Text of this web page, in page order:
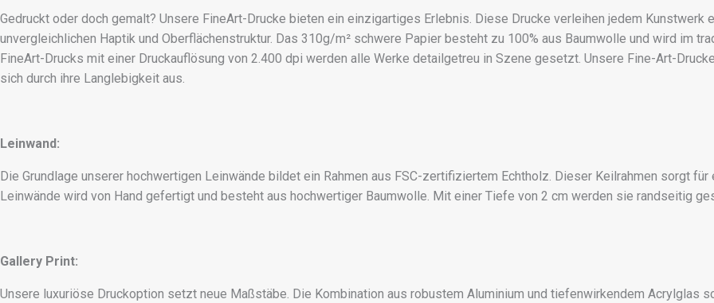
Gedruckt oder doch gemalt? Unsere FineArt-Drucke bieten ein einzigartiges Erlebnis. Diese Drucke verleihen jedem
unvergleichlichen Haptik und Oberflächenstruktur. Das 310g/m² schwere Papier besteht zu 100% aus Baumwolle und wird im
FineArt-Drucks mit einer Druckauflösung von 2.400 dpi werden alle Werke detailgetreu in Szene gesetzt. Unsere Fine-Art-
sich durch ihre Langlebigkeit aus.
Leinwand:
Die Grundlage unserer hochwertigen Leinwände bildet ein Rahmen aus FSC-zertifiziertem Echtholz. Dieser Keilrahmen sorgt
Leinwände wird von Hand gefertigt und besteht aus hochwertiger Baumwolle. Mit einer Tiefe von 2 cm werden sie randseitig
Gallery Print:
Unsere luxuriöse Druckoption setzt neue Maßstäbe. Die Kombination aus robustem Aluminium und tiefenwirkendem Acrylglas